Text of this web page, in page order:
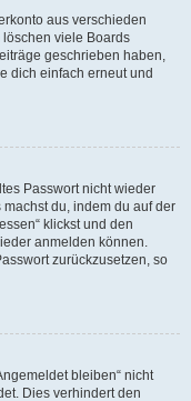
aus verschieden
viele Boards
geschrieben haben,
dich einfach erneut und
Passwort nicht wieder
du, indem du auf der
klickst und den
anmelden können.
zurückzusetzen, so
bleiben“ nicht
Dies verhindert den